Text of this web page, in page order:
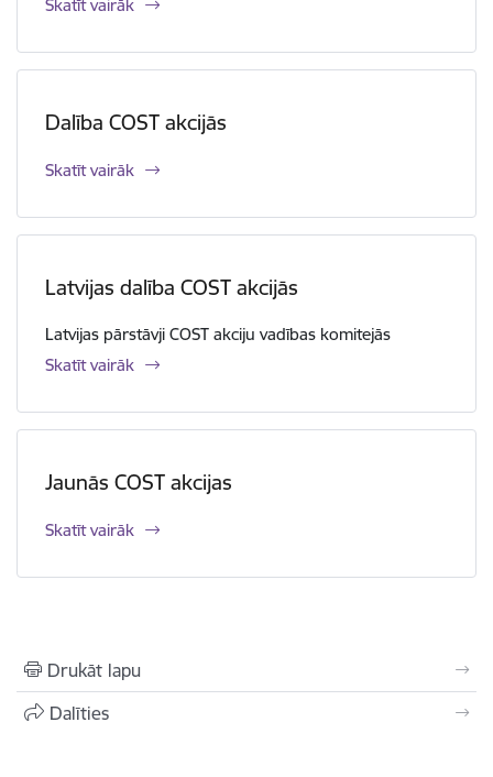
Skatīt vairāk
Dalība COST akcijās
Skatīt vairāk
Latvijas dalība COST akcijās
Latvijas pārstāvji COST akciju vadības komitejās
Skatīt vairāk
Jaunās COST akcijas
Skatīt vairāk
Drukāt lapu
Dalīties